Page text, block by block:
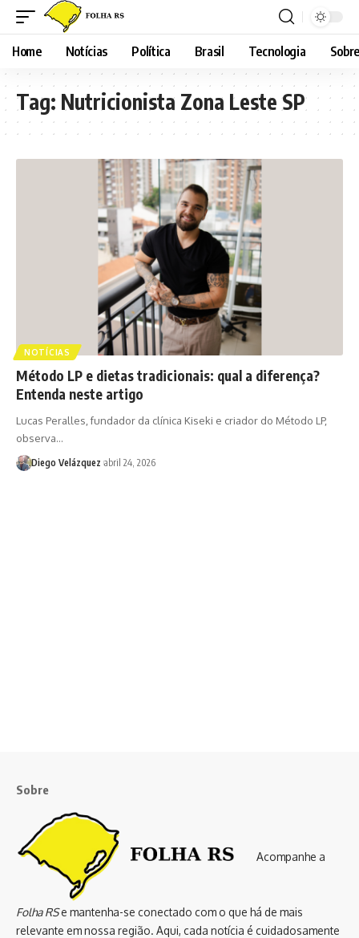
Home Notícias Política Brasil Tecnologia
Tag: Nutricionista Zona Leste SP
NOTÍCIAS
Método LP e dietas tradicionais: qual a diferença?
Entenda neste artigo
Lucas Peralles, fundador da clínica Kiseki e criador do Método LP,
observa…
Diego Velázquez abril 24, 2026
Sobre
Acompanhe a
Folha RSe mantenha-se conectado com o que há de mais
relevante em nossa região. Aqui, cada notícia é cuidadosamente